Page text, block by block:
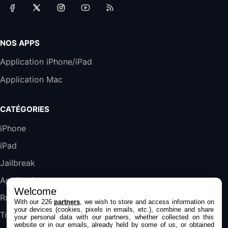
Harman Kardon SoundSticks 5 Haut-Parleur
289,47€
Galaxy S25 FE 6,7\" 5G Nano SIM 128 Go
Blanc
Jeu FIFA 20 sur PC (code à télécharger)
45,98€57,99€Rue Du Commerce (Vendeur Tiers)
NOS APPS
Application iPhone/iPad
Application Mac
CATÉGORIES
iPhone
iPad
Jailbreak
Applications
Rumeurs
Trucs & astuces
Welcome
With our 226partners , we wish to store and access information on
your devices (cookies, pixels in emails, etc.), combine and share
your personal data with our partners, whether collected on this
website or in our emails, already held by some of us, or obtained